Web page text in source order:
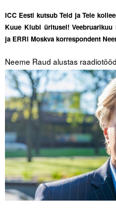
Liikmete pakkumised
Kalender
ICC Eesti
Tegevused
Publikatsioonid
Arvamus
Viidad
ICC WBO
ICC Eesti kutsub Teid ja Teie
Kuue Klubi üritusel!
ja ERRi Moskva korrespondent
Neeme Raud alustas